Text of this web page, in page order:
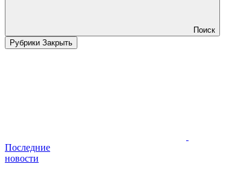
Поиск
Рубрики Закрыть
Последние
новости